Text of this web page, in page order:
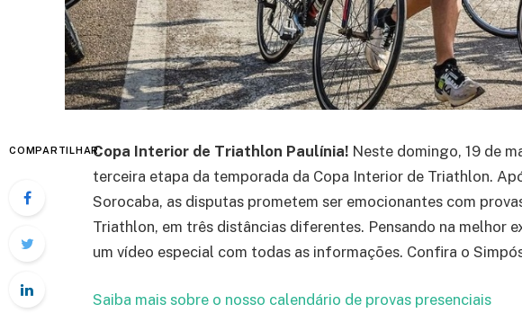
COMPARTILHARCopa Interior de Triathlon Paulínia! Neste domingo, 19 de
terceira etapa da temporada da Copa Interior de Triathlon.
Sorocaba, as disputas prometem ser emocionantes com
Triathlon, em três distâncias diferentes. Pensando na melhor
um vídeo especial com todas as informações. Confira o
Saiba mais sobre o nosso calendário de provas presenciais